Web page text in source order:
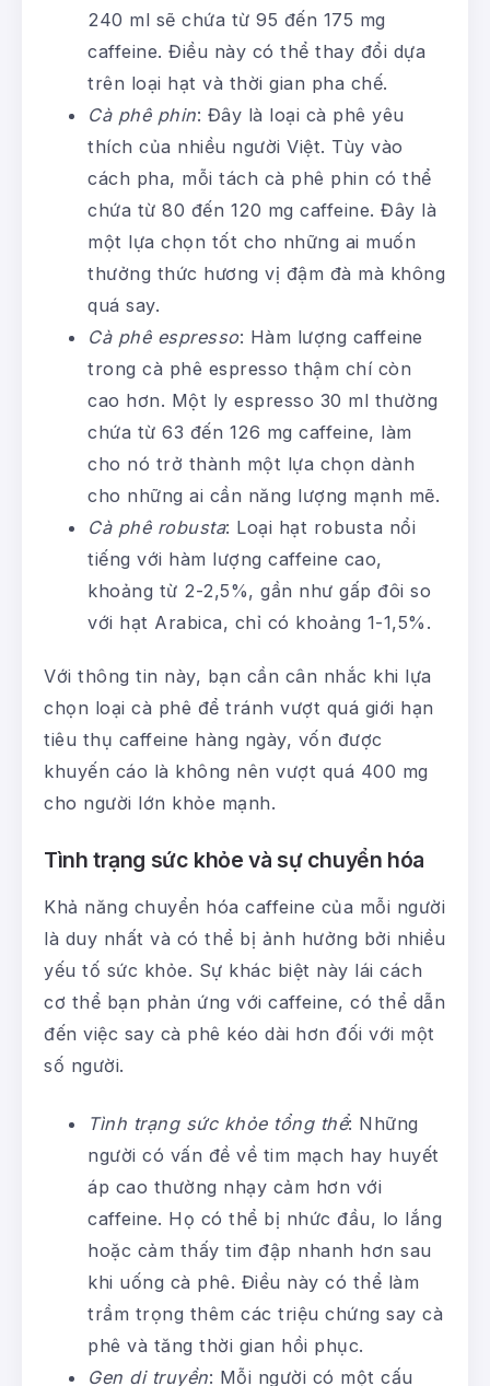
240 ml sẽ chứa từ 95 đến 175 mg
caffeine. Điều này có thể thay đổi dựa
trên loại hạt và thời gian pha chế.
Cà phê phin: Đây là loại cà phê yêu
thích của nhiều người Việt. Tùy vào
cách pha, mỗi tách cà phê phin có thể
chứa từ 80 đến 120 mg caffeine. Đây là
một lựa chọn tốt cho những ai muốn
thưởng thức hương vị đậm đà mà không
quá say.
Cà phê espresso: Hàm lượng caffeine
trong cà phê espresso thậm chí còn
cao hơn. Một ly espresso 30 ml thường
chứa từ 63 đến 126 mg caffeine, làm
cho nó trở thành một lựa chọn dành
cho những ai cần năng lượng mạnh mẽ.
Cà phê robusta: Loại hạt robusta nổi
tiếng với hàm lượng caffeine cao,
khoảng từ 2-2,5%, gần như gấp đôi so
với hạt Arabica, chỉ có khoảng 1-1,5%.
Với thông tin này, bạn cần cân nhắc khi lựa
chọn loại cà phê để tránh vượt quá giới hạn
tiêu thụ caffeine hàng ngày, vốn được
khuyến cáo là không nên vượt quá 400 mg
cho người lớn khỏe mạnh.
Tình trạng sức khỏe và sự chuyển hóa
Khả năng chuyển hóa caffeine của mỗi người
là duy nhất và có thể bị ảnh hưởng bởi nhiều
yếu tố sức khỏe. Sự khác biệt này lái cách
cơ thể bạn phản ứng với caffeine, có thể dẫn
đến việc say cà phê kéo dài hơn đối với một
số người.
Tình trạng sức khỏe tổng thể: Những
người có vấn đề về tim mạch hay huyết
áp cao thường nhạy cảm hơn với
caffeine. Họ có thể bị nhức đầu, lo lắng
hoặc cảm thấy tim đập nhanh hơn sau
khi uống cà phê. Điều này có thể làm
trầm trọng thêm các triệu chứng say cà
phê và tăng thời gian hồi phục.
Gen di truyền: Mỗi người có một cấu